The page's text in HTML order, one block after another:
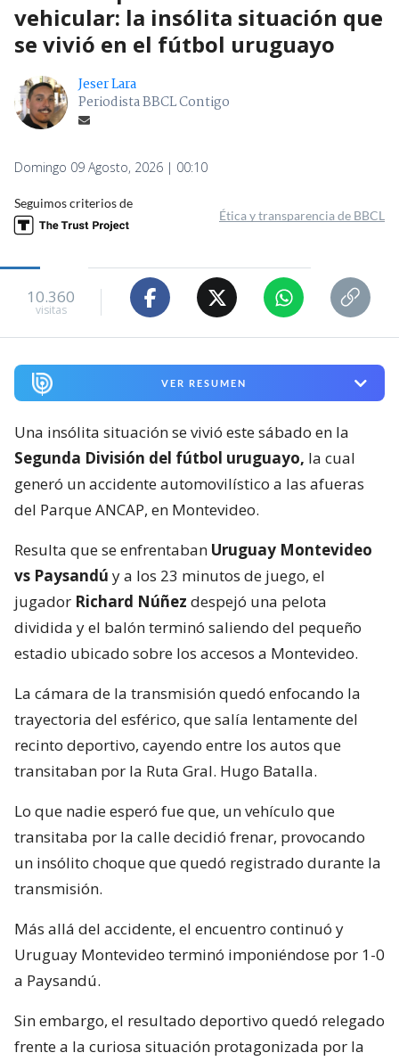
vehicular: la insólita situación que
se vivió en el fútbol uruguayo
Jeser Lara
Periodista BBCL Contigo
Domingo 09 Agosto, 2026 | 00:10
Seguimos criterios de
Ética y transparencia de BBCL
10.360
visitas
VER RESUMEN
Una insólita situación se vivió este sábado en la
Segunda División del fútbol uruguayo, la cual
generó un accidente automovilístico a las afueras
del Parque ANCAP, en Montevideo.
Resulta que se enfrentaban Uruguay Montevideo
vs Paysandú y a los 23 minutos de juego, el
jugador Richard Núñez despejó una pelota
dividida y el balón terminó saliendo del pequeño
estadio ubicado sobre los accesos a Montevideo.
La cámara de la transmisión quedó enfocando la
trayectoria del esférico, que salía lentamente del
recinto deportivo, cayendo entre los autos que
transitaban por la Ruta Gral. Hugo Batalla.
Lo que nadie esperó fue que, un vehículo que
transitaba por la calle decidió frenar, provocando
un insólito choque que quedó registrado durante la
transmisión.
Más allá del accidente, el encuentro continuó y
Uruguay Montevideo terminó imponiéndose por 1-0
a Paysandú.
Sin embargo, el resultado deportivo quedó relegado
frente a la curiosa situación protagonizada por la